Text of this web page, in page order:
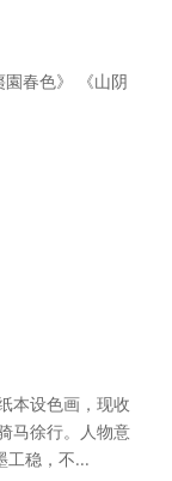
園春色》 《山阴
本设色画，现收
马徐行。人物意
工稳，不...